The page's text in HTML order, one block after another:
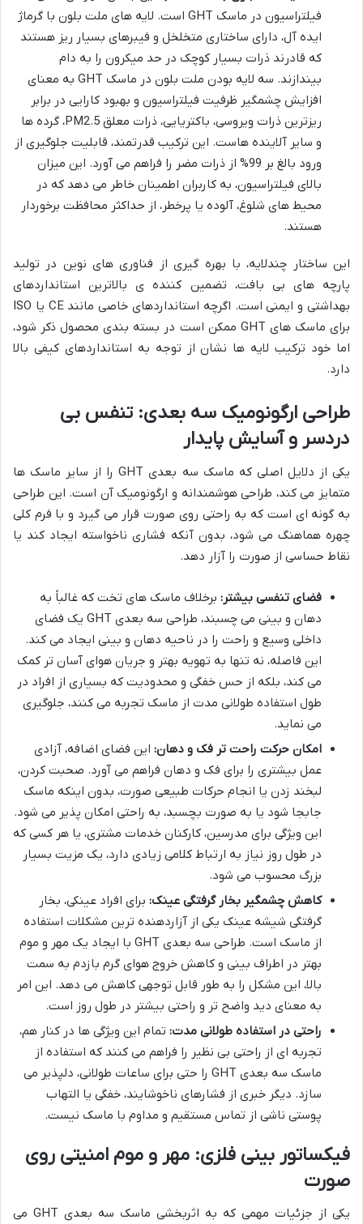
فیلتراسیون در ماسک GHT است. لایه های ملت بلون با گرماژ
ایده آل، دارای ساختاری متخلخل و فیبرهای بسیار ریز هستند
که قادرند ذرات بسیار کوچک در حد میکرون را به دام
بیندازند. سه لایه بودن ملت بلون در ماسک GHT به معنای
افزایش چشمگیر ظرفیت فیلتراسیون و بهبود کارایی در برابر
ریزترین ذرات ویروسی، باکتریایی، ذرات معلق PM2.5، گرده ها
و سایر آلاینده هاست. این ترکیب قدرتمند، قابلیت جلوگیری از
ورود بالغ بر 99% از ذرات مضر را فراهم می آورد. این میزان
بالای فیلتراسیون، به کاربران اطمینان خاطر می دهد که در
محیط های شلوغ، آلوده یا پرخطر، از حداکثر محافظت برخوردار
هستند.
این ساختار چندلایه، با بهره گیری از فناوری های نوین در تولید
پارچه های بی بافت، تضمین کننده ی بالاترین استانداردهای
بهداشتی و ایمنی است. اگرچه استانداردهای خاصی مانند CE یا ISO
برای ماسک های GHT ممکن است در بسته بندی محصول ذکر شود،
اما خود ترکیب لایه ها نشان از توجه به استانداردهای کیفی بالا
دارد.
طراحی ارگونومیک سه بعدی: تنفس بی
دردسر و آسایش پایدار
یکی از دلایل اصلی که ماسک سه بعدی GHT را از سایر ماسک ها
متمایز می کند، طراحی هوشمندانه و ارگونومیک آن است. این طراحی
به گونه ای است که به راحتی روی صورت قرار می گیرد و با فرم کلی
چهره هماهنگ می شود، بدون آنکه فشاری ناخواسته ایجاد کند یا
نقاط حساسی از صورت را آزار دهد.
فضای تنفسی بیشتر: برخلاف ماسک های تخت که غالباً به
دهان و بینی می چسبند، طراحی سه بعدی GHT یک فضای
داخلی وسیع و راحت را در ناحیه دهان و بینی ایجاد می کند.
این فاصله، نه تنها به تهویه بهتر و جریان هوای آسان تر کمک
می کند، بلکه از حس خفگی و محدودیت که بسیاری از افراد در
طول استفاده طولانی مدت از ماسک تجربه می کنند، جلوگیری
می نماید.
امکان حرکت راحت تر فک و دهان: این فضای اضافه، آزادی
عمل بیشتری را برای فک و دهان فراهم می آورد. صحبت کردن،
لبخند زدن یا انجام حرکات طبیعی صورت، بدون اینکه ماسک
جابجا شود یا به صورت بچسبد، به راحتی امکان پذیر می شود.
این ویژگی برای مدرسین، کارکنان خدمات مشتری، یا هر کسی که
در طول روز نیاز به ارتباط کلامی زیادی دارد، یک مزیت بسیار
بزرگ محسوب می شود.
کاهش چشمگیر بخار گرفتگی عینک: برای افراد عینکی، بخار
گرفتگی شیشه عینک یکی از آزاردهنده ترین مشکلات استفاده
از ماسک است. طراحی سه بعدی GHT با ایجاد یک مهر و موم
بهتر در اطراف بینی و کاهش خروج هوای گرم بازدم به سمت
بالا، این مشکل را به طور قابل توجهی کاهش می دهد. این امر
به معنای دید واضح تر و راحتی بیشتر در طول روز است.
راحتی در استفاده طولانی مدت: تمام این ویژگی ها در کنار هم،
تجربه ای از راحتی بی نظیر را فراهم می کنند که استفاده از
ماسک سه بعدی GHT را حتی برای ساعات طولانی، دلپذیر می
سازد. دیگر خبری از فشارهای ناخوشایند، خفگی یا التهاب
پوستی ناشی از تماس مستقیم و مداوم با ماسک نیست.
فیکساتور بینی فلزی: مهر و موم امنیتی روی
صورت
یکی از جزئیات مهمی که به اثربخشی ماسک سه بعدی GHT می